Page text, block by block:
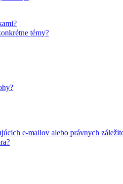
témy?
e-mailov alebo právnych